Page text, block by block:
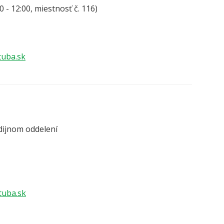
12:00, miestnosť č. 116)
oddelení